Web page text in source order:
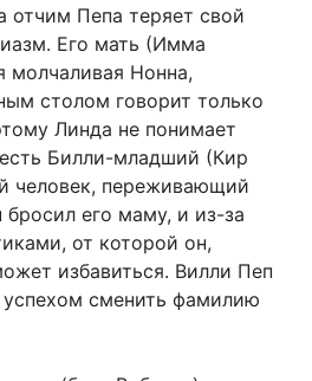
отчим Пепа теряет свой
Его мать (Имма
Нонна,
столом говорит только
Линда не понимает
Билли-младший (Кир
человек, переживающий
бросил его маму, и из-за
от которой он,
избавиться. Вилли Пеп
сменить фамилию